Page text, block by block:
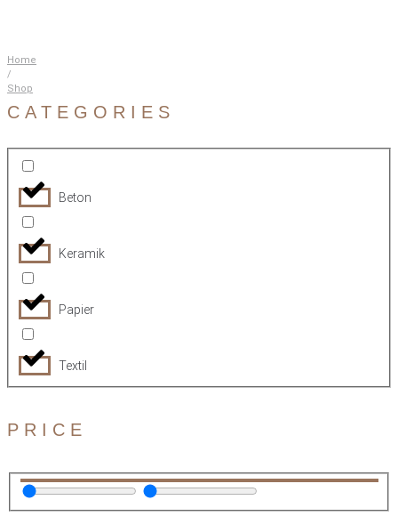
Home
/
Shop
CATEGORIES
Beton
Keramik
Papier
Textil
PRICE